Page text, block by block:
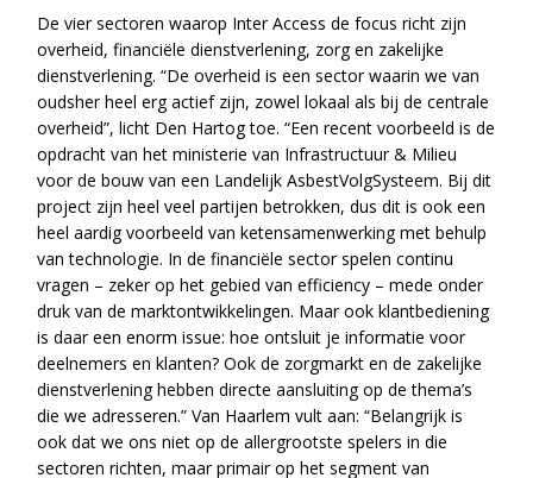
De vier sectoren waarop Inter Access de focus richt zijn
overheid, financiële dienstverlening, zorg en zakelijke
dienstverlening. “De overheid is een sector waarin we van
oudsher heel erg actief zijn, zowel lokaal als bij de centrale
overheid”, licht Den Hartog toe. “Een recent voorbeeld is de
opdracht van het ministerie van Infrastructuur & Milieu
voor de bouw van een Landelijk AsbestVolgSysteem. Bij dit
project zijn heel veel partijen betrokken, dus dit is ook een
heel aardig voorbeeld van ketensamenwerking met behulp
van technologie. In de financiële sector spelen continu
vragen – zeker op het gebied van efficiency – mede onder
druk van de marktontwikkelingen. Maar ook klantbediening
is daar een enorm issue: hoe ontsluit je informatie voor
deelnemers en klanten? Ook de zorgmarkt en de zakelijke
dienstverlening hebben directe aansluiting op de thema’s
die we adresseren.” Van Haarlem vult aan: “Belangrijk is
ook dat we ons niet op de allergrootste spelers in die
sectoren richten, maar primair op het segment van